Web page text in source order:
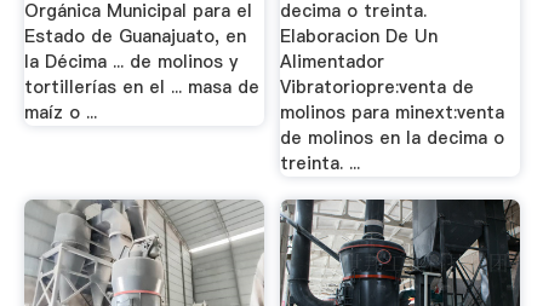
Orgánica Municipal para el
Estado de Guanajuato, en
la Décima ... de molinos y
tortillerías en el ... masa de
maíz o ...
decima o treinta.
Elaboracion De Un
Alimentador
Vibratoriopre:venta de
molinos para minext:venta
de molinos en la decima o
treinta. ...